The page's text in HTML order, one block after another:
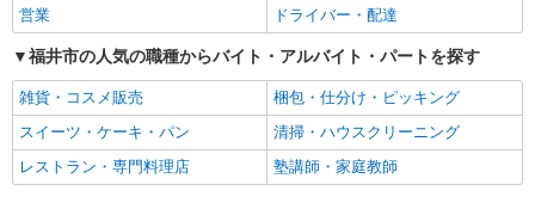
営業
ドライバー・配達
福井市の人気の職種からバイト・アルバイト・パートを探す
雑貨・コスメ販売
梱包・仕分け・ピッキング
スイーツ・ケーキ・パン
清掃・ハウスクリーニング
レストラン・専門料理店
塾講師・家庭教師